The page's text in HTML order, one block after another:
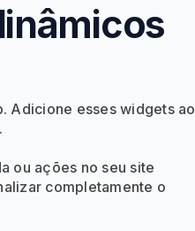
Adicione esses widgets ao
ou ações no seu site
completamente o